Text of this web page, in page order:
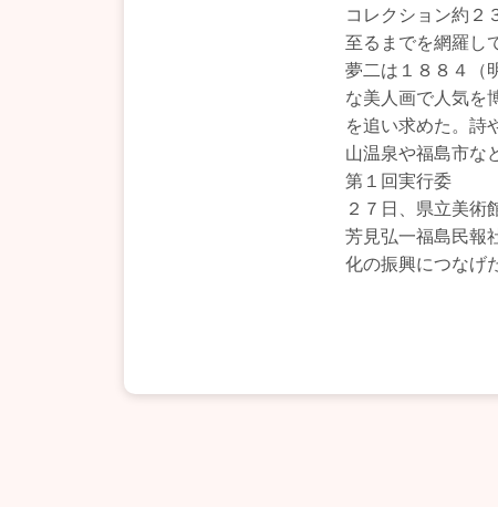
コレクション約２
至るまでを網羅し
夢二は１８８４（
な美人画で人気を
を追い求めた。詩
山温泉や福島市な
第１回実行委
２７日、県立美術
芳見弘一福島民報
化の振興につなげ